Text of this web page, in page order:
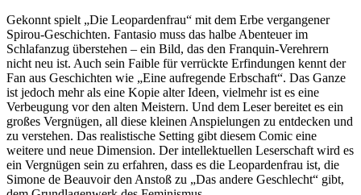
Gekonnt spielt „Die Leopardenfrau“ mit dem Erbe vergangener
Spirou-Geschichten. Fantasio muss das halbe Abenteuer im
Schlafanzug überstehen – ein Bild, das den Franquin-Verehrern
nicht neu ist. Auch sein Faible für verrückte Erfindungen kennt der
Fan aus Geschichten wie „Eine aufregende Erbschaft“. Das Ganze
ist jedoch mehr als eine Kopie alter Ideen, vielmehr ist es eine
Verbeugung vor den alten Meistern. Und dem Leser bereitet es ein
großes Vergnügen, all diese kleinen Anspielungen zu entdecken und
zu verstehen. Das realistische Setting gibt diesem Comic eine
weitere und neue Dimension. Der intellektuellen Leserschaft wird es
ein Vergnügen sein zu erfahren, dass es die Leopardenfrau ist, die
Simone de Beauvoir den Anstoß zu „Das andere Geschlecht“ gibt,